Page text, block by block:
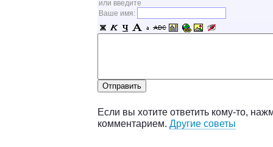
или введите
Ваше имя:
Если вы хотите ответить кому-то,
комментарием. Другие советы